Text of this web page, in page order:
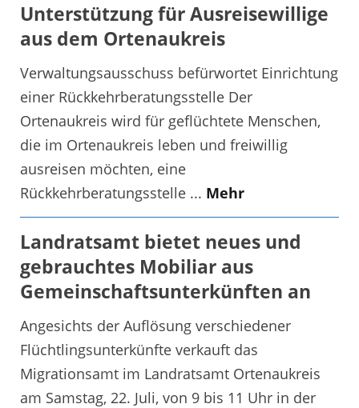
Unterstützung für Ausreisewillige
aus dem Ortenaukreis
Verwaltungsausschuss befürwortet Einrichtung
einer Rückkehrberatungsstelle Der
Ortenaukreis wird für geflüchtete Menschen,
die im Ortenaukreis leben und freiwillig
ausreisen möchten, eine
Rückkehrberatungsstelle ... Mehr
Landratsamt bietet neues und
gebrauchtes Mobiliar aus
Gemeinschaftsunterkünften an
Angesichts der Auflösung verschiedener
Flüchtlingsunterkünfte verkauft das
Migrationsamt im Landratsamt Ortenaukreis
am Samstag, 22. Juli, von 9 bis 11 Uhr in der